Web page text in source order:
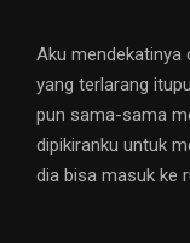
Aku mendekatinya
yang terlarang
pun sama-sama
dipikiranku untuk
dia bisa masuk ke